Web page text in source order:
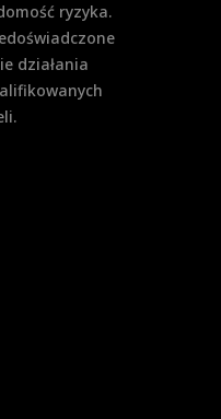
ryzyka.
działania